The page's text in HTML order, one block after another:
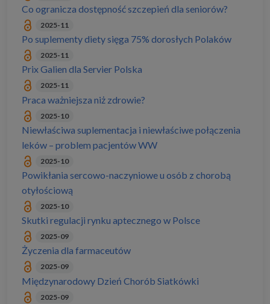
Co ogranicza dostępność szczepień dla seniorów?
2025-11
Po suplementy diety sięga 75% dorosłych Polaków
2025-11
Prix Galien dla Servier Polska
2025-11
Praca ważniejsza niż zdrowie?
2025-10
Niewłaściwa suplementacja i niewłaściwe połączenia
leków – problem pacjentów WW
2025-10
Powikłania sercowo-naczyniowe u osób z chorobą
otyłościową
2025-10
Skutki regulacji rynku aptecznego w Polsce
2025-09
Życzenia dla farmaceutów
2025-09
Międzynarodowy Dzień Chorób Siatkówki
2025-09